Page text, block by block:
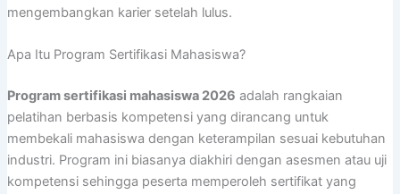
mengembangkan karier setelah lulus.
Apa Itu Program Sertifikasi Mahasiswa?
Program sertifikasi mahasiswa 2026 adalah rangkaian
pelatihan berbasis kompetensi yang dirancang untuk
membekali mahasiswa dengan keterampilan sesuai kebutuhan
industri. Program ini biasanya diakhiri dengan asesmen atau uji
kompetensi sehingga peserta memperoleh sertifikat yang